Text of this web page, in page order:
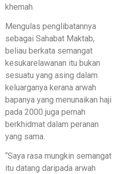
khemah.
Mengulas penglibatannya
sebagai Sahabat Maktab,
beliau berkata semangat
kesukarelawanan itu bukan
sesuatu yang asing dalam
keluarganya kerana arwah
bapanya yang menunaikan haji
pada 2000 juga pernah
berkhidmat dalam peranan
yang sama.
“Saya rasa mungkin semangat
itu datang daripada arwah